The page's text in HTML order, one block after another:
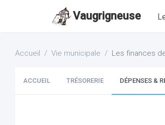
Vaugrigneuse
Accueil Vie municipale Les finances
ACCUEIL TRÉSORERIE DÉPENSES &